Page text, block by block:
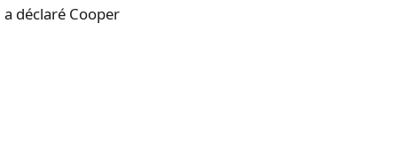
a déclaré Cooper